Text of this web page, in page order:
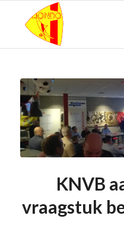
KNVB
vraagstuk